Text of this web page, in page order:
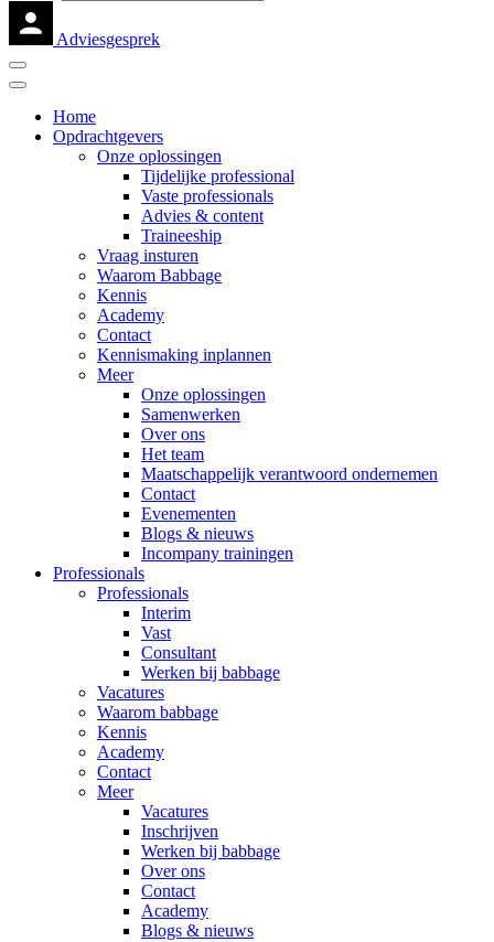
Adviesgesprek
Home
Opdrachtgevers
Onze oplossingen
Tijdelijke professional
Vaste professionals
Advies & content
Traineeship
Vraag insturen
Waarom Babbage
Kennis
Academy
Contact
Kennismaking inplannen
Meer
Onze oplossingen
Samenwerken
Over ons
Het team
Maatschappelijk verantwoord ondernemen
Contact
Evenementen
Blogs & nieuws
Incompany trainingen
Professionals
Professionals
Interim
Vast
Consultant
Werken bij babbage
Vacatures
Waarom babbage
Kennis
Academy
Contact
Meer
Vacatures
Inschrijven
Werken bij babbage
Over ons
Contact
Academy
Blogs & nieuws